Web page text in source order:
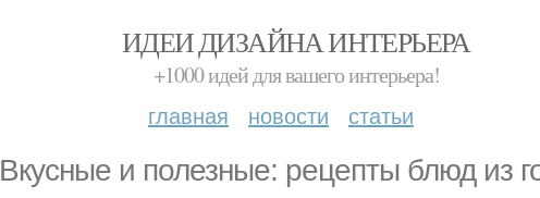
ИДЕИ ДИЗАЙНА ИНТЕРЬЕРА
+1000 идей для вашего интерьера!
главная новости статьи
Вкусные и полезные: рецепты блюд из